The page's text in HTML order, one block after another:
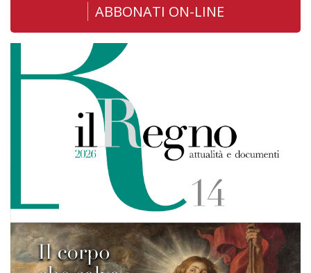
ABBONATI ON-LINE